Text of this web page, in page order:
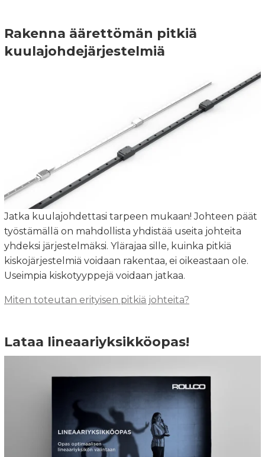
Rakenna äärettömän pitkiä
kuulajohdejärjestelmiä
Jatka kuulajohdettasi tarpeen mukaan! Johteen päät
työstämällä on mahdollista yhdistää useita johteita
yhdeksi järjestelmäksi. Ylärajaa sille, kuinka pitkiä
kiskojärjestelmiä voidaan rakentaa, ei oikeastaan ole.
Useimpia kiskotyyppejä voidaan jatkaa.
Miten toteutan erityisen pitkiä johteita?
Lataa lineaariyksikköopas!